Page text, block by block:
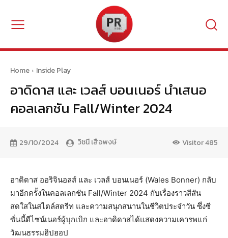
Home Inside Play
อาดิดาส และ เวลส์ บอนเนอร์ นำเสนอ
คอลเลกชัน Fall/Winter 2024
29/10/2024 วิชนี เสือพงษ์ Visitor485
อาดิดาส ออริจินอลส์ และ เวลส์ บอนเนอร์ (Wales Bonner) กลับ
มาอีกครั้งในคอลเลกชัน Fall/Winter 2024 กับเรื่องราวสีสัน
สดใสในสไตล์สตรีท และความสนุกสนานในชีวิตประจำวัน ซึ่งซี
ซั่นนี้ดีไซน์เนอร์ผู้บุกเบิก และอาดิดาสได้แสดงความเคารพแก่
วัฒนธรรมฮิปฮอป